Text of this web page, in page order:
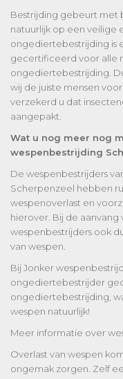
Bestrijding gebeurt met
natuurlijk op een veilige
ongediertebestrijding is
gecertificeerd voor alle
ongediertebestrijding.
wij de juiste mensen
verzekerd u dat
aangepakt.
Wat u nog meer nog
wespenbestrijding
De wespenbestrijders
Scherpenzeel hebben
wespenoverlast en
hierover. Bij de aanvang
wespenbestrijders ook
van wespen.
Bij Jonker
ongediertebestrijder
ongediertebestrijding,
wespen natuurlijk!
Meer informatie over
Overlast van wespen
ongemak zorgen. Zelf